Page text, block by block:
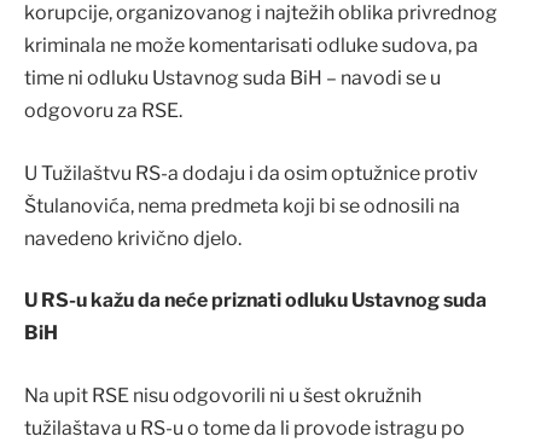
korupcije, organizovanog i najtežih oblika privrednog
kriminala ne može komentarisati odluke sudova, pa
time ni odluku Ustavnog suda BiH – navodi se u
odgovoru za RSE.
U Tužilaštvu RS-a dodaju i da osim optužnice protiv
Štulanovića, nema predmeta koji bi se odnosili na
navedeno krivično djelo.
U RS-u kažu da neće priznati odluku Ustavnog suda
BiH
Na upit RSE nisu odgovorili ni u šest okružnih
tužilaštava u RS-u o tome da li provode istragu po